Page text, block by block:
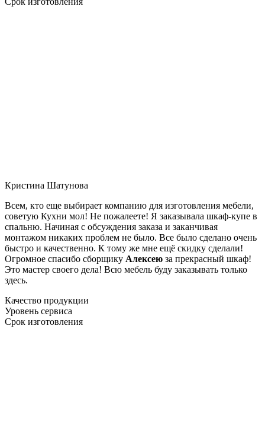
Кристина Шатунова
Всем, кто еще выбирает компанию для изготовления мебели,
советую Кухни мол! Не пожалеете! Я заказывала шкаф-купе в
спальню. Начиная с обсуждения заказа и заканчивая
монтажом никаких проблем не было. Все было сделано очень
быстро и качественно. К тому же мне ещё скидку сделали!
Огромное спасибо сборщику Алексею за прекрасный шкаф!
Это мастер своего дела! Всю мебель буду заказывать только
здесь.
Качество продукции
Уровень сервиса
Срок изготовления